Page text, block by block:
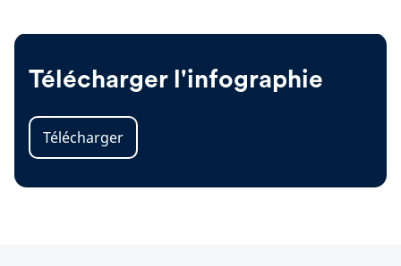
Télécharger l'infographie
Télécharger